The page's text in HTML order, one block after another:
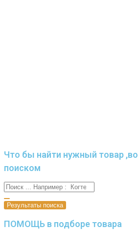
Что бы найти нужный товар
поиском
Результаты поиска
ПОМОЩЬ в подборе товара